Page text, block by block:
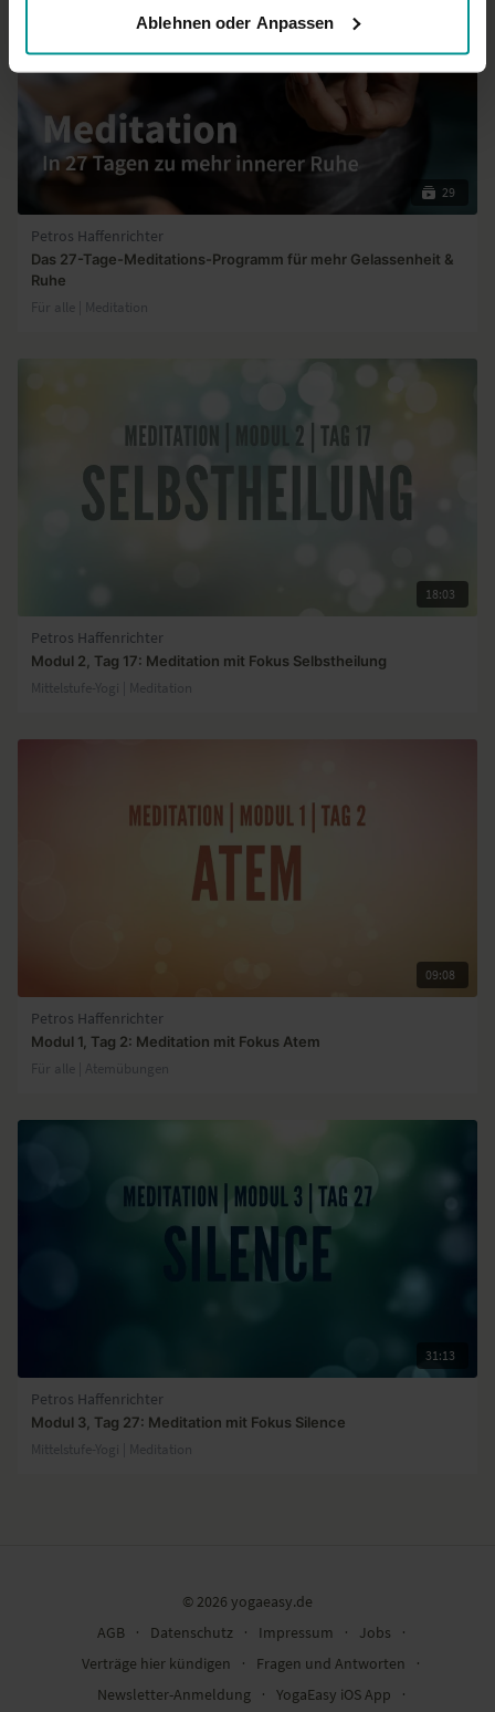
Ablehnen oder Anpassen
29
Petros Haffenrichter
Das 27-Tage-Meditations-Programm für mehr Gelassenheit &
Ruhe
Für alle | Meditation
18:03
Petros Haffenrichter
Modul 2, Tag 17: Meditation mit Fokus Selbstheilung
Mittelstufe-Yogi | Meditation
09:08
Petros Haffenrichter
Modul 1, Tag 2: Meditation mit Fokus Atem
Für alle | Atemübungen
31:13
Petros Haffenrichter
Modul 3, Tag 27: Meditation mit Fokus Silence
Mittelstufe-Yogi | Meditation
© 2026 yogaeasy.de
AGB
∙ Datenschutz ∙ Impressum ∙ Jobs
∙
Verträge hier kündigen
∙ Fragen und Antworten
∙
Newsletter-Anmeldung
∙ YogaEasy iOS App ∙